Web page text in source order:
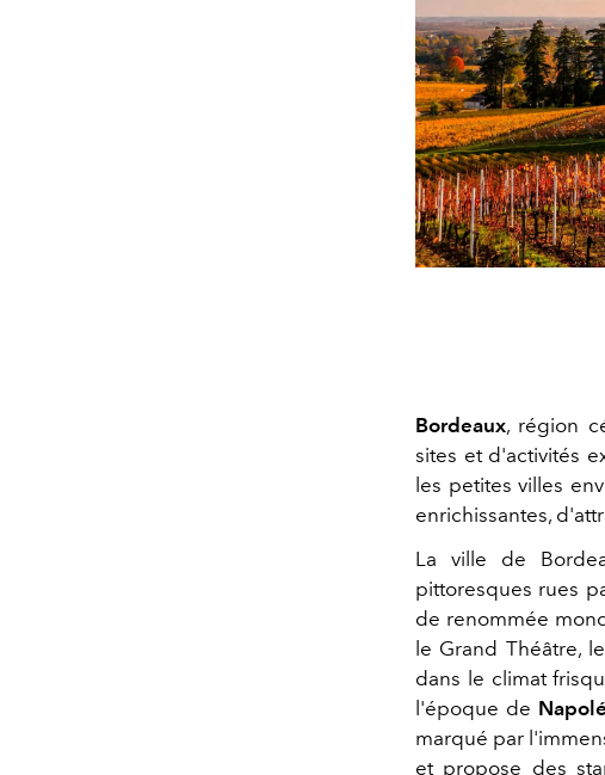
Bordeaux, région
sites et d'activités
les petites villes
enrichissantes,
La ville de
pittoresques rues
de renommée
le Grand Théâtre,
dans le climat
l'époque de
marqué par
et propose des